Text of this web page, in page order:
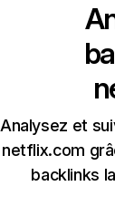
Analysez et
netflix.com
backlinks